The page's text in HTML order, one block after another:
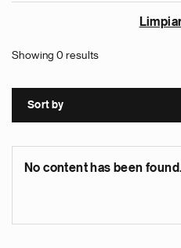
Showing 0 results
Sort by
No content has been found.